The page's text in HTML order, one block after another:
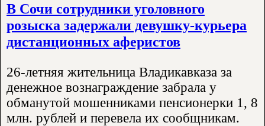
В Сочи сотрудники уголовного
розыска задержали девушку-курьера
дистанционных аферистов
26-летняя жительница Владикавказа за
денежное вознаграждение забрала у
обманутой мошенниками пенсионерки 1, 8
млн. рублей и перевела их сообщникам.